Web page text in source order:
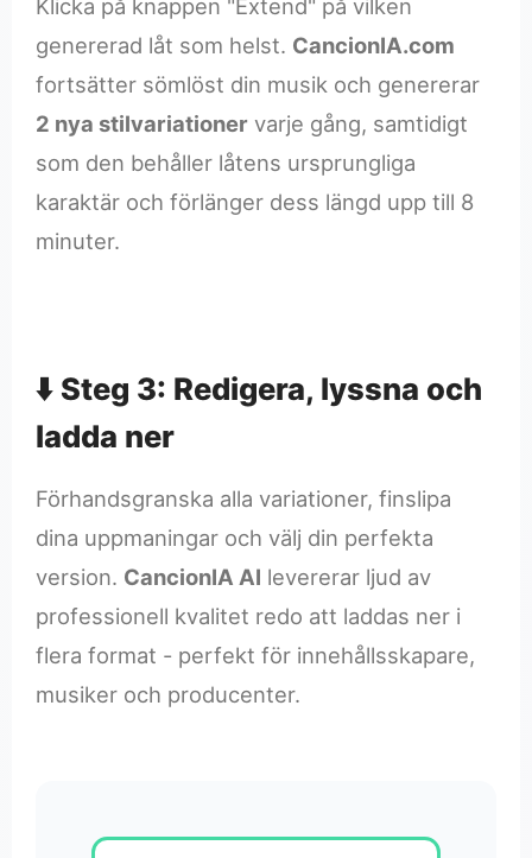
Klicka på knappen "Extend" på vilken
genererad låt som helst. CancionIA.com
fortsätter sömlöst din musik och genererar
2 nya stilvariationer varje gång, samtidigt
som den behåller låtens ursprungliga
karaktär och förlänger dess längd upp till 8
minuter.
⬇️ Steg 3: Redigera, lyssna och
ladda ner
Förhandsgranska alla variationer, finslipa
dina uppmaningar och välj din perfekta
version. CancionIA AI levererar ljud av
professionell kvalitet redo att laddas ner i
flera format - perfekt för innehållsskapare,
musiker och producenter.